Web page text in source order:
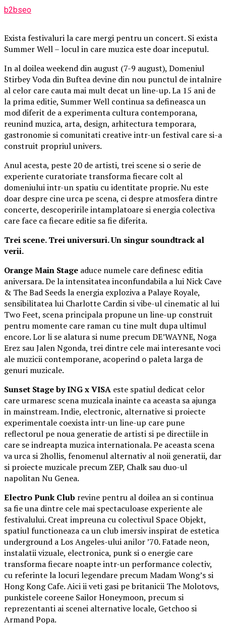
b2bseo
Exista festivaluri la care mergi pentru un concert. Si exista
Summer Well – locul in care muzica este doar inceputul.
In al doilea weekend din august (7-9 august), Domeniul
Stirbey Voda din Buftea devine din nou punctul de intalnire
al celor care cauta mai mult decat un line-up. La 15 ani de
la prima editie, Summer Well continua sa defineasca un
mod diferit de a experimenta cultura contemporana,
reunind muzica, arta, design, arhitectura temporara,
gastronomie si comunitati creative intr-un festival care si-a
construit propriul univers.
Anul acesta, peste 20 de artisti, trei scene si o serie de
experiente curatoriate transforma fiecare colt al
domeniului intr-un spatiu cu identitate proprie. Nu este
doar despre cine urca pe scena, ci despre atmosfera dintre
concerte, descoperirile intamplatoare si energia colectiva
care face ca fiecare editie sa fie diferita.
Trei scene. Trei universuri. Un singur soundtrack al
verii.
Orange Main Stage aduce numele care definesc editia
aniversara. De la intensitatea inconfundabila a lui Nick Cave
& The Bad Seeds la energia exploziva a Palaye Royale,
sensibilitatea lui Charlotte Cardin si vibe-ul cinematic al lui
Two Feet, scena principala propune un line-up construit
pentru momente care raman cu tine mult dupa ultimul
encore. Lor li se alatura si nume precum DE’WAYNE, Noga
Erez sau Jalen Ngonda, trei dintre cele mai interesante voci
ale muzicii contemporane, acoperind o paleta larga de
genuri muzicale.
Sunset Stage by ING x VISA este spatiul dedicat celor
care urmaresc scena muzicala inainte ca aceasta sa ajunga
in mainstream. Indie, electronic, alternative si proiecte
experimentale coexista intr-un line-up care pune
reflectorul pe noua generatie de artisti si pe directiile in
care se indreapta muzica internationala. Pe aceasta scena
va urca si 2hollis, fenomenul alternativ al noii generatii, dar
si proiecte muzicale precum ZEP, Chalk sau duo-ul
napolitan Nu Genea.
Electro Punk Club revine pentru al doilea an si continua
sa fie una dintre cele mai spectaculoase experiente ale
festivalului. Creat impreuna cu colectivul Space Objekt,
spatiul functioneaza ca un club imersiv inspirat de estetica
underground a Los Angeles-ului anilor ’70. Fatade neon,
instalatii vizuale, electronica, punk si o energie care
transforma fiecare noapte intr-un performance colectiv,
cu referinte la locuri legendare precum Madam Wong’s si
Hong Kong Cafe. Aici ii veti gasi pe britanicii The Molotovs,
punkistele coreene Sailor Honeymoon, precum si
reprezentanti ai scenei alternative locale, Getchoo si
Armand Popa.